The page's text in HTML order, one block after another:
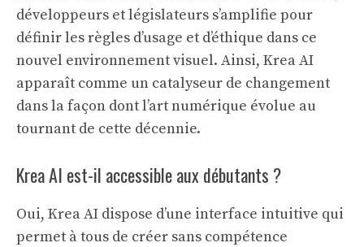
développeurs et législateurs s’amplifie pour
définir les règles d’usage et d’éthique dans ce
nouvel environnement visuel. Ainsi, Krea AI
apparaît comme un catalyseur de changement
dans la façon dont l’art numérique évolue au
tournant de cette décennie.
Krea AI est-il accessible aux débutants ?
Oui, Krea AI dispose d’une interface intuitive qui
permet à tous de créer sans compétence